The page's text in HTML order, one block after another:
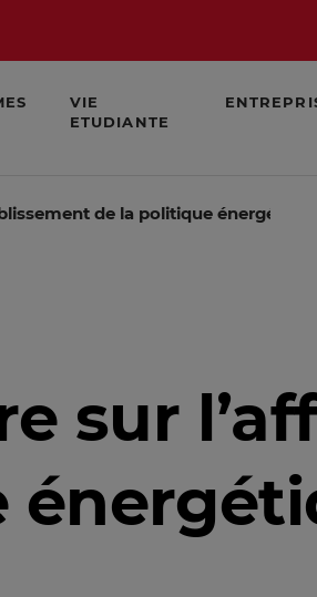
VIE
ETUDIANTE
de la politique énergétique
sur